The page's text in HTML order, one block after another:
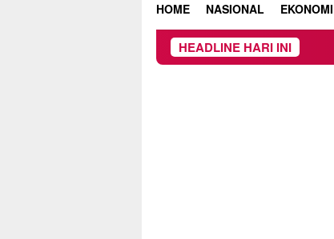
HOME NASIONAL EKONOMI
HEADLINE HARI INI